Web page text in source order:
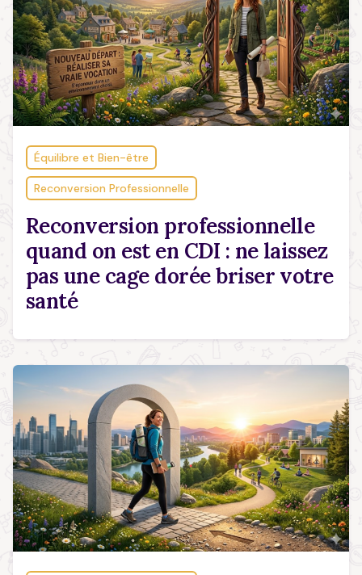
Équilibre et Bien-être
Reconversion Professionnelle
Reconversion professionnelle
quand on est en CDI : ne laissez
pas une cage dorée briser votre
santé